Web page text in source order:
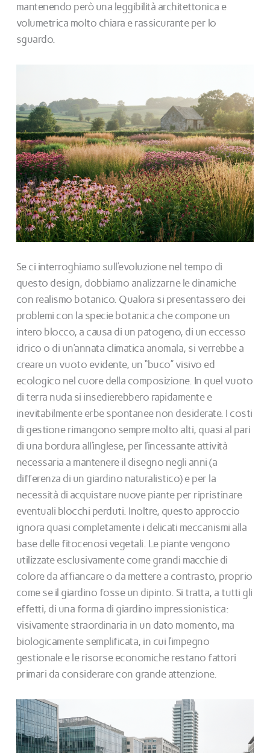
mantenendo però una leggibilità architettonica e
volumetrica molto chiara e rassicurante per lo
sguardo.
Se ci interroghiamo sull’evoluzione nel tempo di
questo design, dobbiamo analizzarne le dinamiche
con realismo botanico. Qualora si presentassero dei
problemi con la specie botanica che compone un
intero blocco, a causa di un patogeno, di un eccesso
idrico o di un’annata climatica anomala, si verrebbe a
creare un vuoto evidente, un “buco” visivo ed
ecologico nel cuore della composizione. In quel vuoto
di terra nuda si insedierebbero rapidamente e
inevitabilmente erbe spontanee non desiderate. I costi
di gestione rimangono sempre molto alti, quasi al pari
di una bordura all’inglese, per l’incessante attività
necessaria a mantenere il disegno negli anni (a
differenza di un giardino naturalistico) e per la
necessità di acquistare nuove piante per ripristinare
eventuali blocchi perduti. Inoltre, questo approccio
ignora quasi completamente i delicati meccanismi alla
base delle fitocenosi vegetali. Le piante vengono
utilizzate esclusivamente come grandi macchie di
colore da affiancare o da mettere a contrasto, proprio
come se il giardino fosse un dipinto. Si tratta, a tutti gli
effetti, di una forma di giardino impressionistica:
visivamente straordinaria in un dato momento, ma
biologicamente semplificata, in cui l’impegno
gestionale e le risorse economiche restano fattori
primari da considerare con grande attenzione.